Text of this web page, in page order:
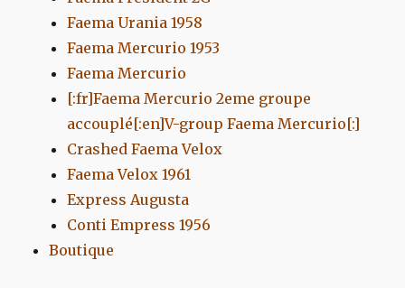
Faema Urania 1958
Faema Mercurio 1953
Faema Mercurio
[:fr]Faema Mercurio 2eme groupe
accouplé[:en]V-group Faema Mercurio[:]
Crashed Faema Velox
Faema Velox 1961
Express Augusta
Conti Empress 1956
Boutique